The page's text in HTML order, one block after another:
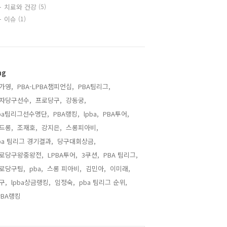
치료와 건강 (5)
이슈 (1)
영, PBA-LPBA챔피언십, PBA팀리그,
당구선수, 프로당구, 강동궁,
팀리그선수명단, PBA랭킹, lpba, PBA투어,
롱, 조재호, 강지은, 스롱피아비,
팀리그 경기결과, 당구대회상금,
당구왕중왕전, LPBA투어, 3쿠션, PBA 팀리그,
당구팀, pba, 스롱 피아비, 김민아, 이미래,
, lpba상금랭킹, 임정숙, pba 팀리그 순위,
랭킹,